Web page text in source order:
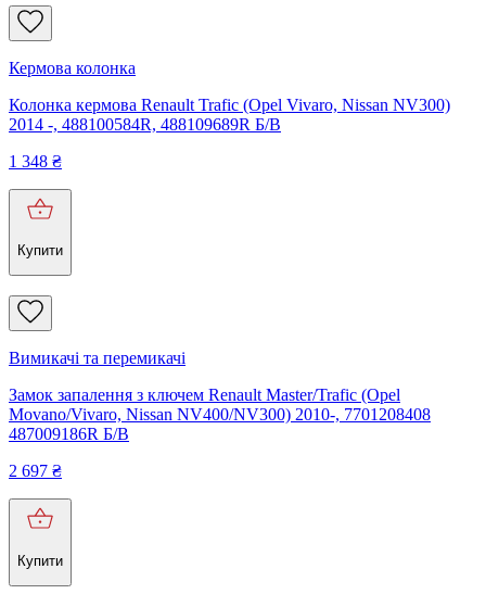
Кермова колонка
Колонка кермова Renault Trafic (Opel Vivaro, Nissan NV300)
2014 -, 488100584R, 488109689R Б/В
1 348 ₴
Купити
Вимикачі та перемикачі
Замок запалення з ключем Renault Master/Trafic (Opel
Movano/Vivaro, Nissan NV400/NV300) 2010-, 7701208408
487009186R Б/В
2 697 ₴
Купити